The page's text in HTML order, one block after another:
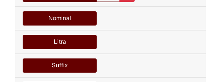
Nominal
Litra
Suffix